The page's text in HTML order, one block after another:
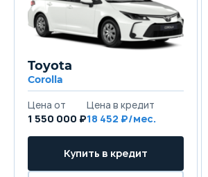
Toyota
Corolla
1 550 000 ₽18 452